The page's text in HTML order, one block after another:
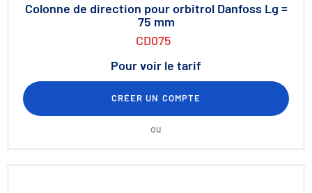
Colonne de direction pour orbitrol Danfoss Lg =
75 mm
CD075
Pour voir le tarif
CRÉER UN COMPTE
ou